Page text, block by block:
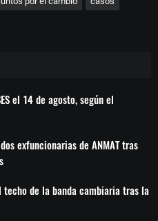
el 14 de agosto, según el
exfuncionarias de ANMAT tras
de la banda cambiaria tras la